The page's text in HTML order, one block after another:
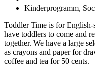
Kinderprogramm,
Toddler Time is for
have toddlers to come and
together. We have a large
as crayons and paper for
coffee and tea for 50 cents.